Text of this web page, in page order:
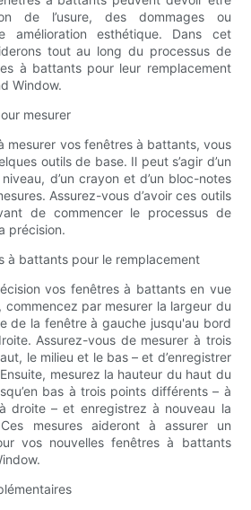
de l’usure, des dommages ou
amélioration esthétique. Dans cet
tout au long du processus de
à battants pour leur remplacement
Window.
mesurer
mesurer vos fenêtres à battants, vous
outils de base. Il peut s’agir d’un
d’un crayon et d’un bloc-notes
Assurez-vous d’avoir ces outils
de commencer le processus de
précision.
à battants pour le remplacement
vos fenêtres à battants en vue
commencez par mesurer la largeur du
de la fenêtre à gauche jusqu'au bord
Assurez-vous de mesurer à trois
le milieu et le bas – et d’enregistrer
mesurez la hauteur du haut du
bas à trois points différents – à
droite – et enregistrez à nouveau la
mesures aideront à assurer un
vos nouvelles fenêtres à battants